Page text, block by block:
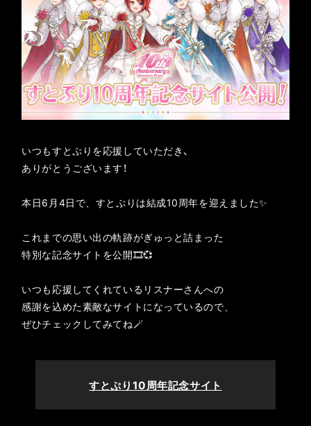
いつもすとぷりを応援していただき、
ありがとうございます！
本日6月4日で、すとぷりは結成10周年を迎えました✨️
これまでの思い出の軌跡がぎゅっと詰まった
特別な記念サイトを公開🎞️💞
いつも応援してくれているリスナーさんへの
感謝を込めた素敵なサイトになっているので、
ぜひチェックしてみてね🪄
すとぷり10周年記念サイト